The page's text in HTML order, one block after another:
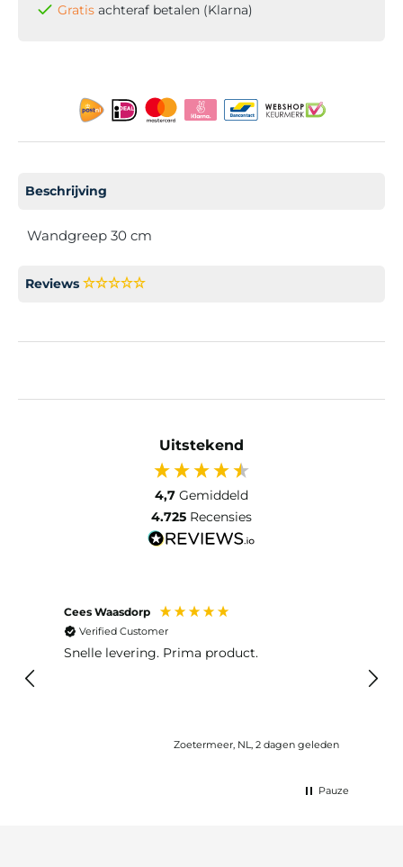
Gratis achteraf betalen (Klarna)
Beschrijving
Wandgreep 30 cm
Reviews
Uitstekend
4,7 Gemiddeld
4.725 Recensies
Cees Waasdorp
Verified Customer
Snelle levering. Prima product.
Zoetermeer, NL, 2 dagen geleden
lang
Pauze